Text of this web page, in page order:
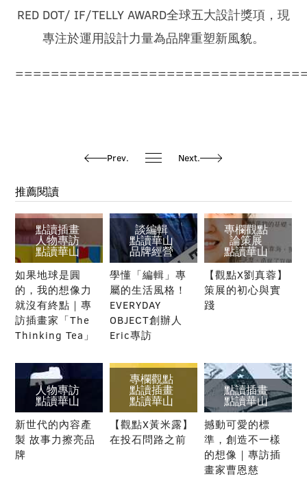
RED DOT/ IF/TELLY AWARD全球五大設計獎項，現
專注於運用設計力量為品牌重塑新風貌。
Prev. Next.
推薦閱讀
點讀插畫
人物專訪
點讀華山
如果地球是圓
的，我的想像力
就沒有終點｜專
訪插畫家「The
Thinking Tea」
談編輯
點讀華山
品牌經營
學懂「編輯」專
屬的生活風格！
EVERYDAY
OBJECT創辦人
Eric專訪
專欄觀點
論策展
點讀華山
【觀點X劉真蓉】
策展的初心與實
踐
人物專訪
點讀華山
新世代的內容產
製 故事力擦亮品
牌
專欄觀點
點讀插畫
點讀華山
【觀點X黃米露】
在投石問路之前
點讀插畫
點讀華山
撼動可愛的標
準，創造不一樣
的想像｜專訪插
畫家曹恩慈